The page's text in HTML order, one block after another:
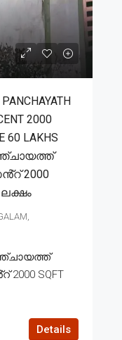
2000
60 LAKHS
2000
ലക്ഷം
SQFT
Details